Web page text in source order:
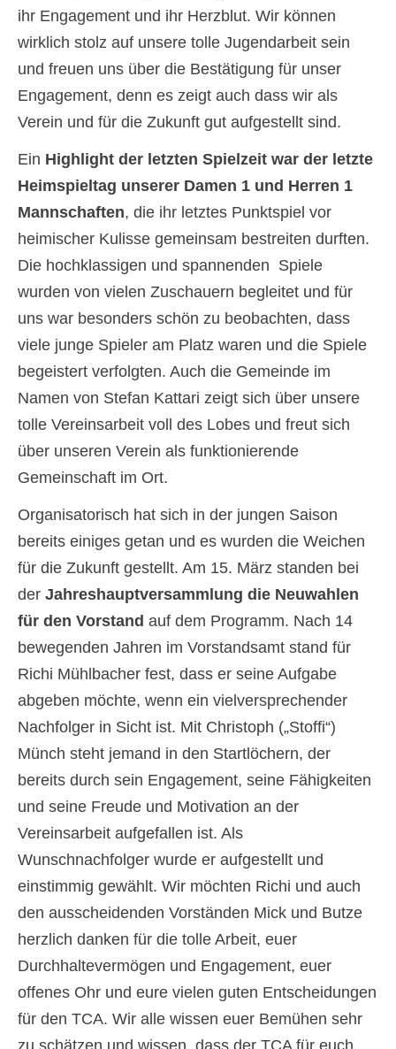
ihr Engagement und ihr Herzblut. Wir können
wirklich stolz auf unsere tolle Jugendarbeit sein
und freuen uns über die Bestätigung für unser
Engagement, denn es zeigt auch dass wir als
Verein und für die Zukunft gut aufgestellt sind.
Ein Highlight der letzten Spielzeit war der letzte
Heimspieltag unserer Damen 1 und Herren 1
Mannschaften, die ihr letztes Punktspiel vor
heimischer Kulisse gemeinsam bestreiten durften.
Die hochklassigen und spannenden Spiele
wurden von vielen Zuschauern begleitet und für
uns war besonders schön zu beobachten, dass
viele junge Spieler am Platz waren und die Spiele
begeistert verfolgten. Auch die Gemeinde im
Namen von Stefan Kattari zeigt sich über unsere
tolle Vereinsarbeit voll des Lobes und freut sich
über unseren Verein als funktionierende
Gemeinschaft im Ort.
Organisatorisch hat sich in der jungen Saison
bereits einiges getan und es wurden die Weichen
für die Zukunft gestellt. Am 15. März standen bei
der Jahreshauptversammlung die Neuwahlen
für den Vorstand auf dem Programm. Nach 14
bewegenden Jahren im Vorstandsamt stand für
Richi Mühlbacher fest, dass er seine Aufgabe
abgeben möchte, wenn ein vielversprechender
Nachfolger in Sicht ist. Mit Christoph („Stoffi“)
Münch steht jemand in den Startlöchern, der
bereits durch sein Engagement, seine Fähigkeiten
und seine Freude und Motivation an der
Vereinsarbeit aufgefallen ist. Als
Wunschnachfolger wurde er aufgestellt und
einstimmig gewählt. Wir möchten Richi und auch
den ausscheidenden Vorständen Mick und Butze
herzlich danken für die tolle Arbeit, euer
Durchhaltevermögen und Engagement, euer
offenes Ohr und eure vielen guten Entscheidungen
für den TCA. Wir alle wissen euer Bemühen sehr